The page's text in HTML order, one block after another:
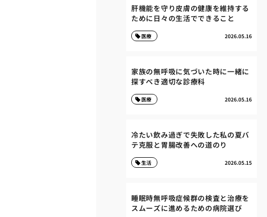
肝機能を守り皮膚の健康を維持する
ために日々の生活でできること
2026.05.16
医療
家族の無呼吸に気づいた時に一緒に
探すべき適切な診療科
2026.05.16
医療
冷たい飲み過ぎで失敗した私の夏バ
テ克服と胃腸改善への道のり
2026.05.15
生活
睡眠時無呼吸症候群の検査と治療を
スムーズに進めるための病院選び